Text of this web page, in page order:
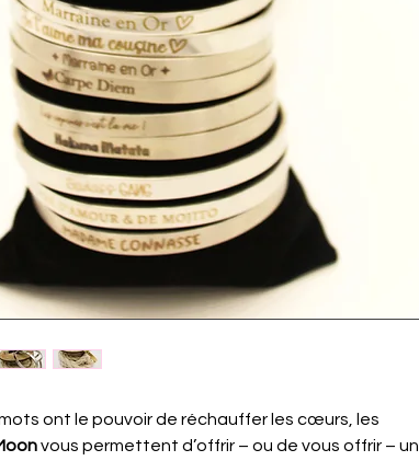
ont le pouvoir de réchauffer les cœurs, les
vous permettent d’offrir – ou de vous offrir – un